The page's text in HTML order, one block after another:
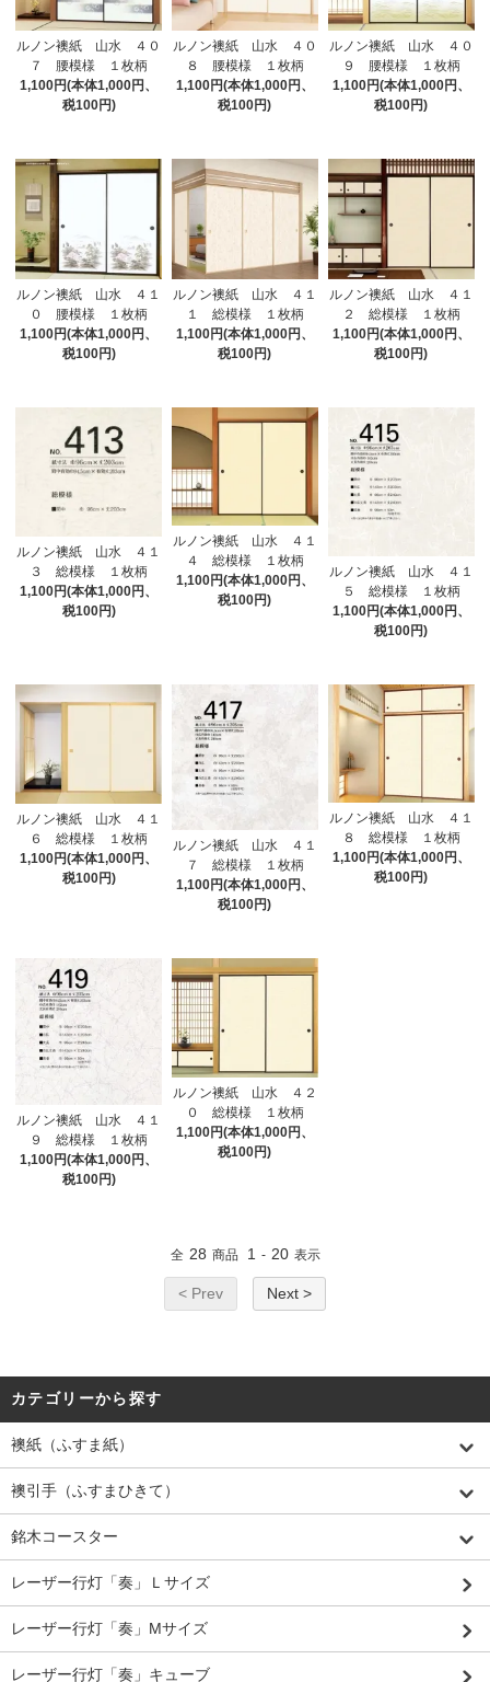
ルノン襖紙 山水 ４０
７ 腰模様 １枚柄
1,100円(本体1,000円、
税100円)
ルノン襖紙 山水 ４０
８ 腰模様 １枚柄
1,100円(本体1,000円、
税100円)
ルノン襖紙 山水 ４０
９ 腰模様 １枚柄
1,100円(本体1,000円、
税100円)
ルノン襖紙 山水 ４１
０ 腰模様 １枚柄
1,100円(本体1,000円、
税100円)
ルノン襖紙 山水 ４１
１ 総模様 １枚柄
1,100円(本体1,000円、
税100円)
ルノン襖紙 山水 ４１
２ 総模様 １枚柄
1,100円(本体1,000円、
税100円)
ルノン襖紙 山水 ４１
３ 総模様 １枚柄
1,100円(本体1,000円、
税100円)
ルノン襖紙 山水 ４１
４ 総模様 １枚柄
1,100円(本体1,000円、
税100円)
ルノン襖紙 山水 ４１
５ 総模様 １枚柄
1,100円(本体1,000円、
税100円)
ルノン襖紙 山水 ４１
６ 総模様 １枚柄
1,100円(本体1,000円、
税100円)
ルノン襖紙 山水 ４１
７ 総模様 １枚柄
1,100円(本体1,000円、
税100円)
ルノン襖紙 山水 ４１
８ 総模様 １枚柄
1,100円(本体1,000円、
税100円)
ルノン襖紙 山水 ４１
９ 総模様 １枚柄
1,100円(本体1,000円、
税100円)
ルノン襖紙 山水 ４２
０ 総模様 １枚柄
1,100円(本体1,000円、
税100円)
全 28 商品 1 - 20 表示
< Prev Next >
カテゴリーから探す
襖紙（ふすま紙）
襖引手（ふすまひきて）
銘木コースター
レーザー行灯「奏」Ｌサイズ
レーザー行灯「奏」Mサイズ
レーザー行灯「奏」キューブ